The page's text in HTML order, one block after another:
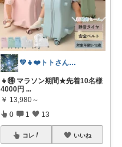
💚👧❤️トトさん 8月🥵
👧🉐 マラソン期間★先着10名様
4000円 ...
￥ 13,980～
0 1 13
コレ いいね